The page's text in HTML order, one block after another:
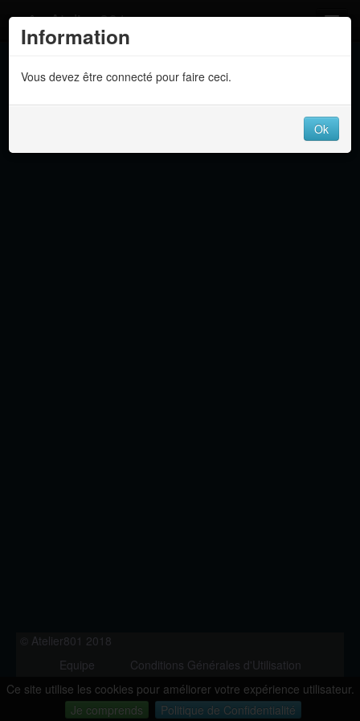
Ce site utilise les cookies pour améliorer votre expérience utilisateur.
Je comprends
Politique de Confidentialité
Information
Vous devez être connecté pour faire ceci.
Ok
Atelier 801
Dev Tracker
Langue
© Atelier801 2018
Equipe
Conditions Générales d'Utilisation
Politique de Confidentialité
Contact
Version 1.27